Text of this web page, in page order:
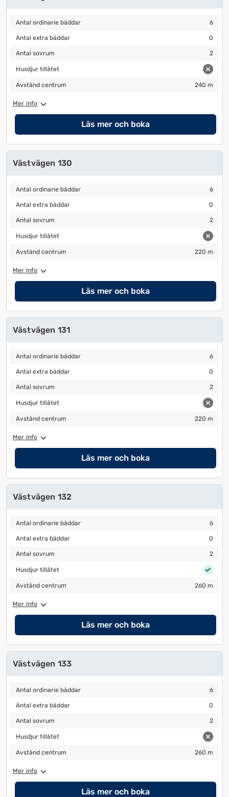
Antal ordinarie bäddar
Antal ordinarie bäddar 6
Antal extra bäddar
Antal extra bäddar 0
Antal sovrum
Antal sovrum 2
Husdjur tillåtet
Husdjur tillåtet
Avstånd centrum
Avstånd centrum 240 m
Mer info
Läs mer och boka
Västvägen 130
Antal ordinarie bäddar
Antal ordinarie bäddar 6
Antal extra bäddar
Antal extra bäddar 0
Antal sovrum
Antal sovrum 2
Husdjur tillåtet
Husdjur tillåtet
Avstånd centrum
Avstånd centrum 220 m
Mer info
Läs mer och boka
Västvägen 131
Antal ordinarie bäddar
Antal ordinarie bäddar 6
Antal extra bäddar
Antal extra bäddar 0
Antal sovrum
Antal sovrum 2
Husdjur tillåtet
Husdjur tillåtet
Avstånd centrum
Avstånd centrum 220 m
Mer info
Läs mer och boka
Västvägen 132
Antal ordinarie bäddar
Antal ordinarie bäddar 6
Antal extra bäddar
Antal extra bäddar 0
Antal sovrum
Antal sovrum 2
Husdjur tillåtet
Husdjur tillåtet
Avstånd centrum
Avstånd centrum 260 m
Mer info
Läs mer och boka
Västvägen 133
Antal ordinarie bäddar
Antal ordinarie bäddar 6
Antal extra bäddar
Antal extra bäddar 0
Antal sovrum
Antal sovrum 2
Husdjur tillåtet
Husdjur tillåtet
Avstånd centrum
Avstånd centrum 260 m
Mer info
Läs mer och boka